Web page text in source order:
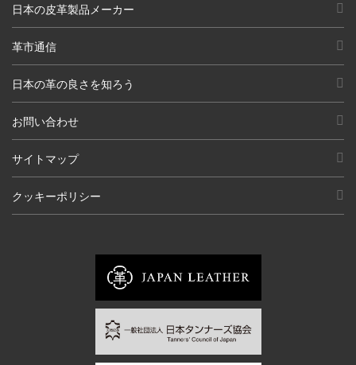
日本の皮革製品メーカー
革市通信
日本の革の良さを知ろう
お問い合わせ
サイトマップ
クッキーポリシー